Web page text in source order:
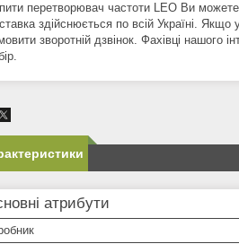
перетворювач частоти LEO Ви
здійснюється по всій Україні.
зворотній дзвінок. Фахівці нашого
атрибути